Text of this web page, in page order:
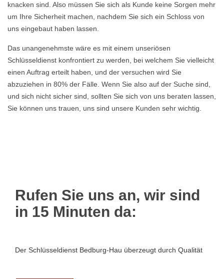
knacken sind. Also müssen Sie sich als Kunde keine Sorgen mehr
um Ihre Sicherheit machen, nachdem Sie sich ein Schloss von
uns eingebaut haben lassen.
Das unangenehmste wäre es mit einem unseriösen
Schlüsseldienst konfrontiert zu werden, bei welchem Sie vielleicht
einen Auftrag erteilt haben, und der versuchen wird Sie
abzuziehen in 80% der Fälle. Wenn Sie also auf der Suche sind,
und sich nicht sicher sind, sollten Sie sich von uns beraten lassen,
Sie können uns trauen, uns sind unsere Kunden sehr wichtig.
Rufen Sie uns an, wir sind
in 15 Minuten da:
Der Schlüsseldienst Bedburg-Hau überzeugt durch Qualität